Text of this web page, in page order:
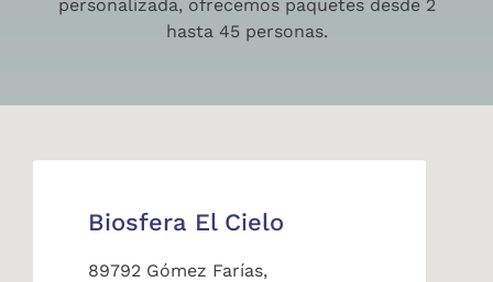
personalizada, ofrecemos paquetes desde 2
hasta 45 personas.
Biosfera El Cielo
89792 Gómez Farías,